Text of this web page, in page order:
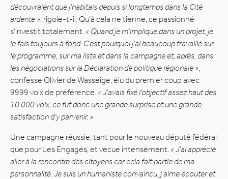
découvraient que j’habitais depuis si longtemps dans la Cité
ardente » , rigole-t-il. Qu’à cela ne tienne, ce passionné
s’investit totalement. « Quand je m’implique dans un projet, je
le fais toujours à fond. C’est pourquoi j’ai beaucoup travaillé sur
le programme, sur ma liste et dans la campagne et, après, dans
les négociations sur la Déclaration de politique régionale »
confesse Olivier de Wasseige, élu du premier coup avec
9999 voix de préférence. « J’avais fixé l’objectif assez haut des
10 000 voix, ce fut donc une grande surprise et une grande
satisfaction d’y parvenir. »
Une campagne réussie, tant pour le nouveau député fédéral
que pour Les Engagés, et vécue intensément. « J’ai apprécié
aller à la rencontre des citoyens car cela fait partie de ma
personnalité. Je suis un humaniste convaincu, j’aime écouter et